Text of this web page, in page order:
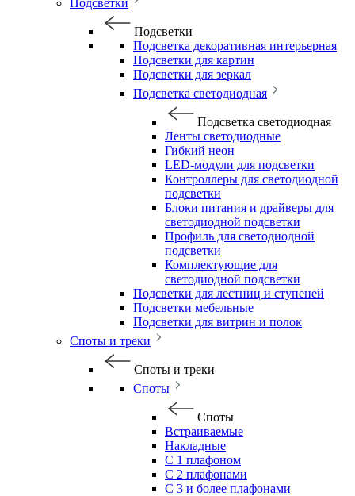
Подсветки
Подсветки
Подсветка декоративная интерьерная
Подсветки для картин
Подсветки для зеркал
Подсветка светодиодная
Подсветка светодиодная
Ленты светодиодные
Гибкий неон
LED-модули для подсветки
Контроллеры для светодиодной
подсветки
Блоки питания и драйверы для
светодиодной подсветки
Профиль для светодиодной
подсветки
Комплектующие для
светодиодной подсветки
Подсветки для лестниц и ступеней
Подсветки мебельные
Подсветки для витрин и полок
Споты и треки
Споты и треки
Споты
Споты
Встраиваемые
Накладные
С 1 плафоном
С 2 плафонами
С 3 и более плафонами